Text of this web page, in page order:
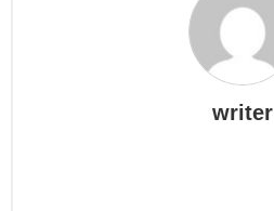
writer